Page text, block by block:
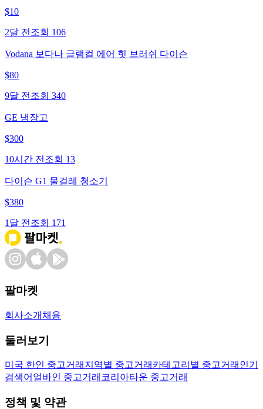
$10
2달 전 조회 106
Vodana 보다나 글램컬 에어 힛 브러쉬 다이슨
$80
9달 전 조회 340
GE 냉장고
$300
10시간 전 조회 13
다이슨 G1 물걸레 청소기
$380
1달 전 조회 171
팔마켓
회사소개 채용
둘러보기
미국 한인 중고거래 지역별 중고거래 카테고리별 중고거래 인기
검색어 얼바인 중고거래 코리아타운 중고거래
정책 및 약관